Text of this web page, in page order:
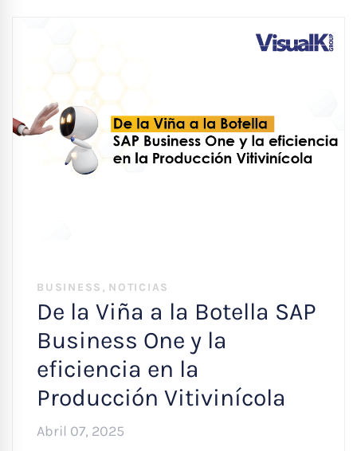
BUSINESS , NOTICIAS
De la Viña a la Botella SAP
Business One y la
eficiencia en la
Producción Vitivinícola
Abril 07, 2025